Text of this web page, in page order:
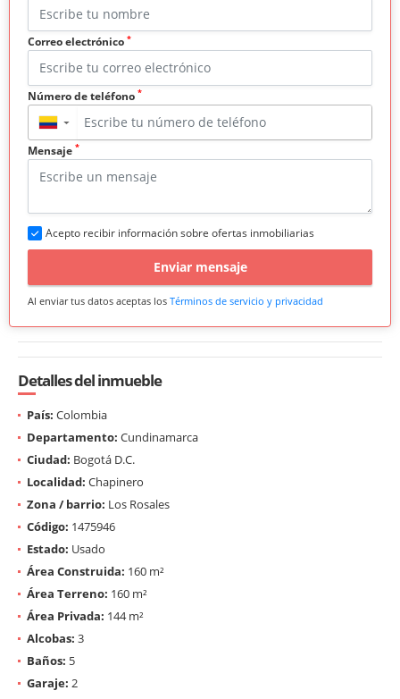
Correo electrónico *
Número de teléfono *
▼
Mensaje *
Acepto recibir información sobre ofertas inmobiliarias
Enviar mensaje
Al enviar tus datos aceptas los Términos de servicio y privacidad
Detalles del inmueble
País: Colombia
Departamento: Cundinamarca
Ciudad: Bogotá D.C.
Localidad: Chapinero
Zona / barrio: Los Rosales
Código: 1475946
Estado: Usado
Área Construida: 160 m²
Área Terreno: 160 m²
Área Privada: 144 m²
Alcobas: 3
Baños: 5
Garaje: 2